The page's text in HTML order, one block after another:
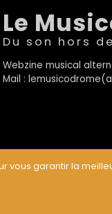
Le
Du son hors
Webzine musical
Mail :
vous garantir la